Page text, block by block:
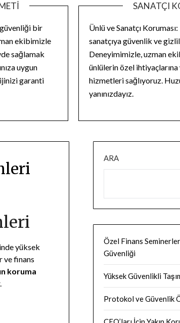
bir
ekibimizle
sağlamak
uygun
garanti
SANATÇI
Ünlü ve Sanatçı
sanatçıya güvenlik ve
Deneyimimizle, uzman
ünlülerin özel
hizmetleri sağlıyoruz.
yanınızdayız.
yüksek
ve finans
koruma
ARA
Özel Finans
Güvenliği
Yüksek Güvenlikli
Protokol ve Güvenlik